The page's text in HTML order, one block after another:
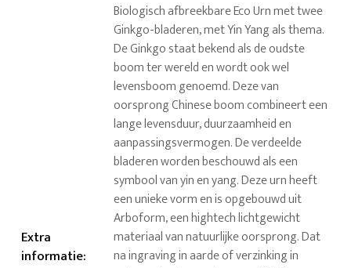
Extra
informatie:
Biologisch afbreekbare Eco Urn met twee
Ginkgo-bladeren, met Yin Yang als thema.
De Ginkgo staat bekend als de oudste
boom ter wereld en wordt ook wel
levensboom genoemd. Deze van
oorsprong Chinese boom combineert een
lange levensduur, duurzaamheid en
aanpassingsvermogen. De verdeelde
bladeren worden beschouwd als een
symbool van yin en yang. Deze urn heeft
een unieke vorm en is opgebouwd uit
Arboform, een hightech lichtgewicht
materiaal van natuurlijke oorsprong. Dat
na ingraving in aarde of verzinking in